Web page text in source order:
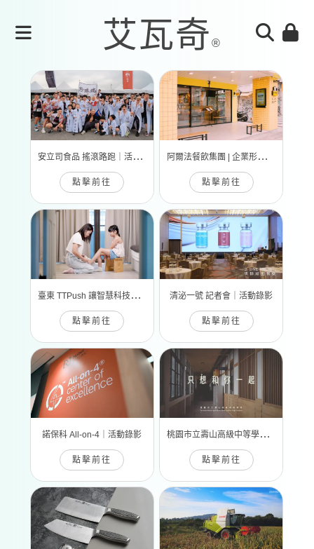
安
立司食品 搖滾路跑｜活動錄影
點擊前往
阿
爾法餐飲集團 | 企業形象宣傳片
點擊前往
臺
東 TTPush 讓智慧科技更有溫度 | 形象影片
點擊前往
清泌一號 記者會｜活動錄影
點擊前往
諾保科 All-on-4｜活動錄影
點擊前往
桃
園市立壽山高級中等學校｜簡介拍攝
點擊前往